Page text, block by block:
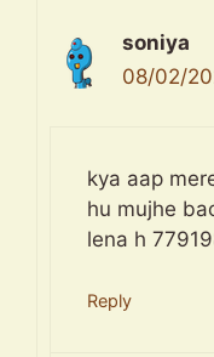
soniya
08/02/
kya aap
hu mujhe
lena h
Reply